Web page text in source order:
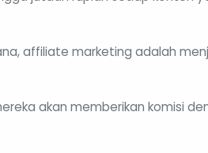
affiliate marketing adalah
akan memberikan komisi